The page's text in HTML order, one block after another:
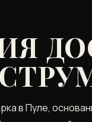
в Пуле,